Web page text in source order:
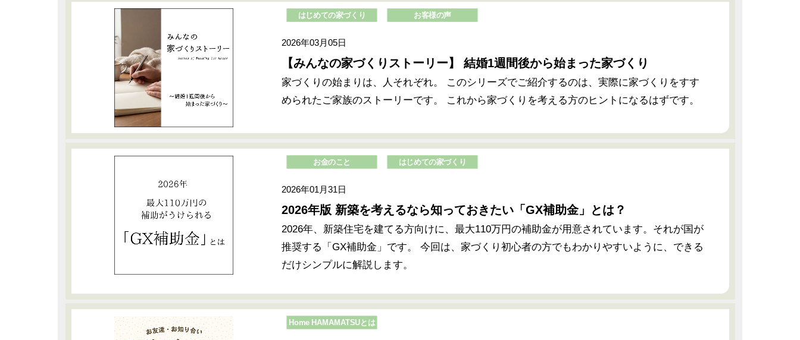
はじめての家づくり お客様の声
2026年03月05日
【みんなの家づくりストーリー】 結婚1週間後から始まった家づくり
家づくりの始まりは、人それぞれ。 このシリーズでご紹介するのは、実際に家づくりをすす
められたご家族のストーリーです。 これから家づくりを考える方のヒントになるはずです。
お金のこと はじめての家づくり
2026年01月31日
2026年版 新築を考えるなら知っておきたい「GX補助金」とは？
2026年、新築住宅を建てる方向けに、最大110万円の補助金が用意されています。それが国が
推奨する「GX補助金」です。 今回は、家づくり初心者の方でもわかりやすいように、できる
だけシンプルに解説します。
Home HAMAMATSUとは